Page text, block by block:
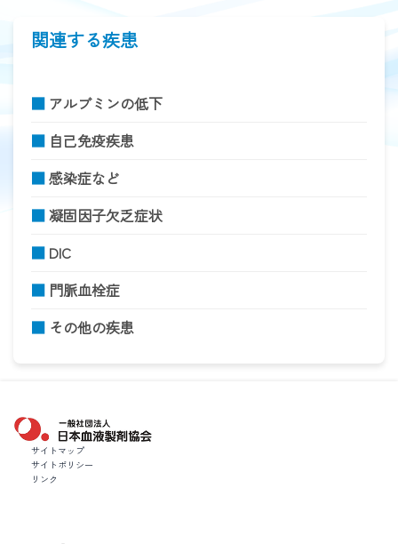
関連する疾患
アルブミンの低下
自己免疫疾患
感染症など
凝固因子欠乏症状
DIC
門脈血栓症
その他の疾患
サイトマップ
サイトポリシー
リンク